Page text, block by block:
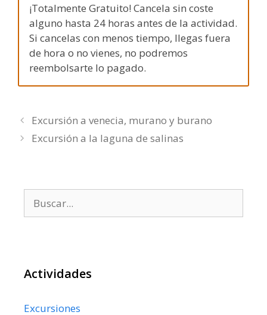
¡Totalmente Gratuito! Cancela sin coste
alguno hasta 24 horas antes de la actividad.
Si cancelas con menos tiempo, llegas fuera
de hora o no vienes, no podremos
reembolsarte lo pagado.
Excursión a venecia, murano y burano
Excursión a la laguna de salinas
Actividades
Excursiones